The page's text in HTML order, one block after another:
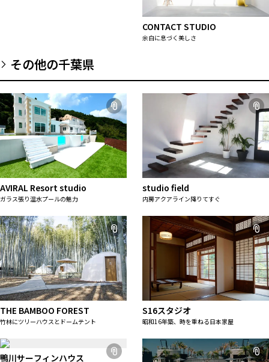
CONTACT STUDIO
余白に息づく美しさ
その他の千葉県
AVIRAL Resort studio
ガラス張り温水プールの魅力
studio field
内房アクアライン降りてすぐ
THE BAMBOO FOREST
竹林にツリーハウスとドームテント
S16スタジオ
昭和16年築、時を重ねる日本家屋
鴨川サーフィンハウス